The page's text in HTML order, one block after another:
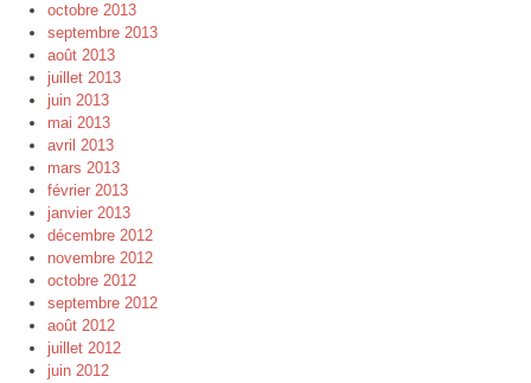
octobre 2013
septembre 2013
août 2013
juillet 2013
juin 2013
mai 2013
avril 2013
mars 2013
février 2013
janvier 2013
décembre 2012
novembre 2012
octobre 2012
septembre 2012
août 2012
juillet 2012
juin 2012